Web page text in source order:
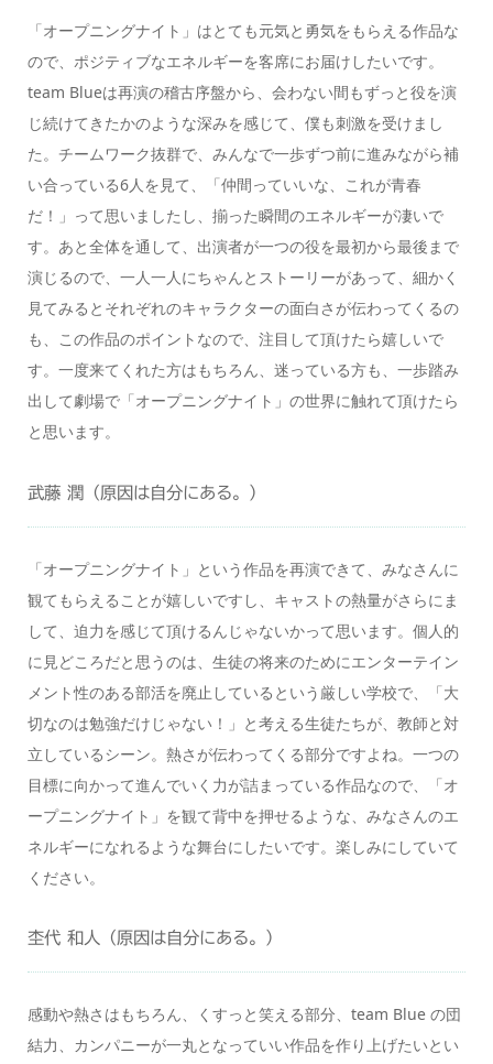
「オープニングナイト」はとても元気と勇気をもらえる作品な
ので、ポジティブなエネルギーを客席にお届けしたいです。
team Blueは再演の稽古序盤から、会わない間もずっと役を演
じ続けてきたかのような深みを感じて、僕も刺激を受けまし
た。チームワーク抜群で、みんなで一歩ずつ前に進みながら補
い合っている6人を見て、「仲間っていいな、これが青春
だ！」って思いましたし、揃った瞬間のエネルギーが凄いで
す。あと全体を通して、出演者が一つの役を最初から最後まで
演じるので、一人一人にちゃんとストーリーがあって、細かく
見てみるとそれぞれのキャラクターの面白さが伝わってくるの
も、この作品のポイントなので、注目して頂けたら嬉しいで
す。一度来てくれた方はもちろん、迷っている方も、一歩踏み
出して劇場で「オープニングナイト」の世界に触れて頂けたら
と思います。
武藤 潤（原因は自分にある。）
「オープニングナイト」という作品を再演できて、みなさんに
観てもらえることが嬉しいですし、キャストの熱量がさらにま
して、迫力を感じて頂けるんじゃないかって思います。個人的
に見どころだと思うのは、生徒の将来のためにエンターテイン
メント性のある部活を廃止しているという厳しい学校で、「大
切なのは勉強だけじゃない！」と考える生徒たちが、教師と対
立しているシーン。熱さが伝わってくる部分ですよね。一つの
目標に向かって進んでいく力が詰まっている作品なので、「オ
ープニングナイト」を観て背中を押せるような、みなさんのエ
ネルギーになれるような舞台にしたいです。楽しみにしていて
ください。
杢代 和人（原因は自分にある。）
感動や熱さはもちろん、くすっと笑える部分、team Blue の団
結力、カンパニーが一丸となっていい作品を作り上げたいとい